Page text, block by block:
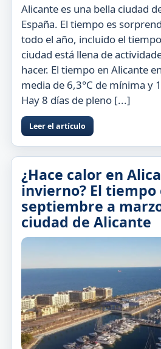
Alicante es una bella ciudad
España. El tiempo es
todo el año, incluido el
ciudad está llena de
hacer. El tiempo en Alicante
media de 6,3°C de mínima y
Hay 8 días de pleno [...]
Leer el artículo
¿Hace calor en
invierno? El tiempo
septiembre a
ciudad de Alicante